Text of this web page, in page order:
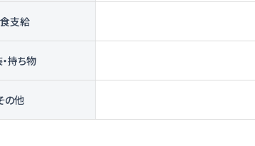
支給
持ち物
の他